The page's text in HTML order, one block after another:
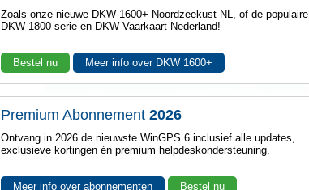
Zoals onze nieuwe DKW 1600+ Noordzeekust NL, of de populaire
DKW 1800-serie en DKW Vaarkaart Nederland!
Bestel nu Meer info over DKW 1600+
Premium Abonnement2026
Ontvang in 2026 de nieuwste WinGPS 6 inclusief alle updates,
exclusieve kortingen én premium helpdeskondersteuning.
Meer info over abonnementen Bestel nu